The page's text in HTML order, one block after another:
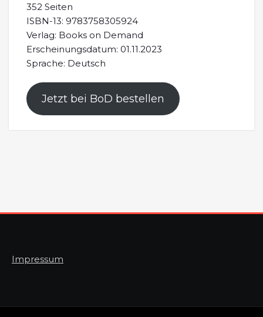
352 Seiten
ISBN-13: 9783758305924
Verlag: Books on Demand
Erscheinungsdatum: 01.11.2023
Sprache: Deutsch
Jetzt bei BoD bestellen
Impressum